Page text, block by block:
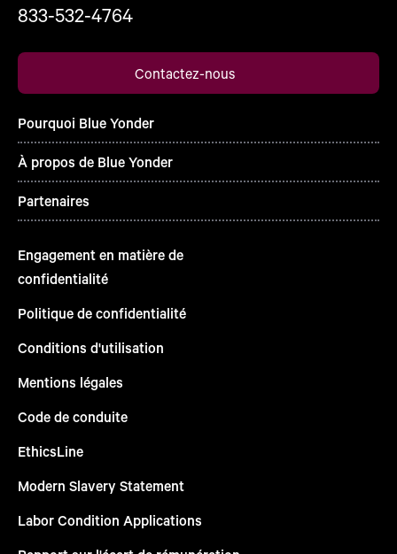
833-532-4764
Contactez-nous
Pourquoi Blue Yonder
À propos de Blue Yonder
Partenaires
Engagement en matière de
confidentialité
Politique de confidentialité
Conditions d'utilisation
Mentions légales
Code de conduite
EthicsLine
Modern Slavery Statement
Labor Condition Applications